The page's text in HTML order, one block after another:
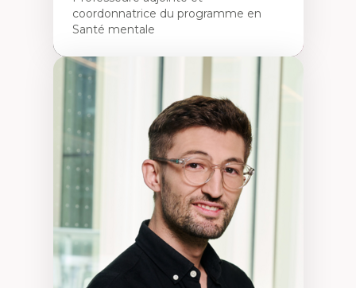
coordonnatrice du programme en
Santé mentale
Expertises
Neuropsychiatrie et neurosciences
Direction d'essais cliniques
Analyse des politiques et pratiques en santé
mentale
Développement de protocoles d'essais
cliniques
Collaboration interfonctionnelle
Leadership en recherche clinique
Développement de cadres politiques
Collaboration avec des entreprises
pharmaceutiques
Rédaction de publications et de rapports
politiques
Enseignement et mentorat